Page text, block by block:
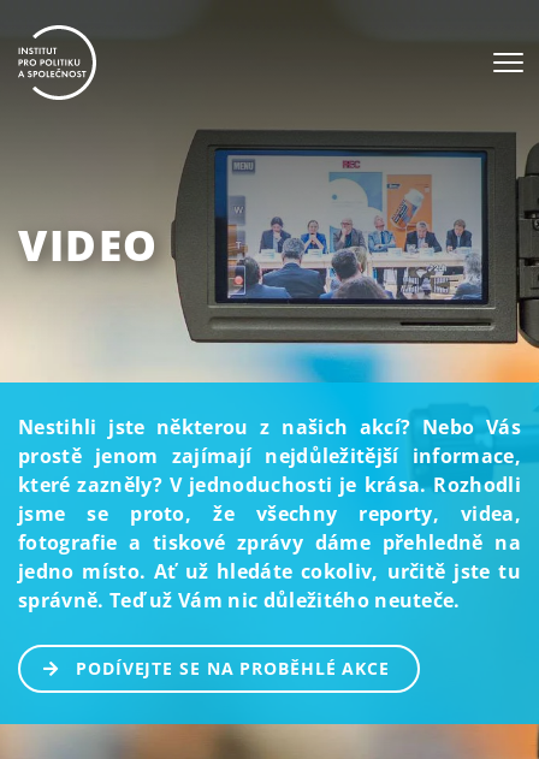
VIDEO
Nestihli jste některou z našich akcí? Nebo Vás
prostě jenom zajímají nejdůležitější informace,
které zazněly? V jednoduchosti je krása. Rozhodli
jsme se proto, že všechny reporty, videa,
fotografie a tiskové zprávy dáme přehledně na
jedno místo. Ať už hledáte cokoliv, určitě jste tu
správně. Teď už Vám nic důležitého neuteče.
PODÍVEJTE SE NA PROBĚHLÉ AKCE